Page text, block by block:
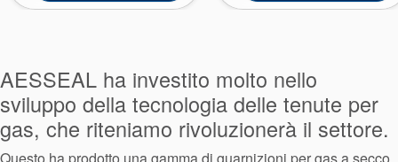
Contatti
Locazioni
AESSEAL ha investito molto nello
sviluppo della tecnologia delle tenute per
gas, che riteniamo rivoluzionerà il settore.
Questo ha prodotto una gamma di guarnizioni per gas a secco